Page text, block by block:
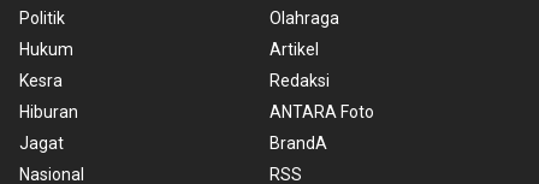
Politik
Hukum
Kesra
Hiburan
Jagat
Nasional
Olahraga
Artikel
Redaksi
ANTARA Foto
BrandA
RSS